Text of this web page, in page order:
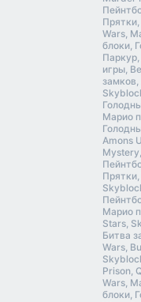
Wars,
блоки,
игры,
замков,
Марио
Amons
Марио
Stars,
Битва
Wars,
Prison,
Wars,
блоки,